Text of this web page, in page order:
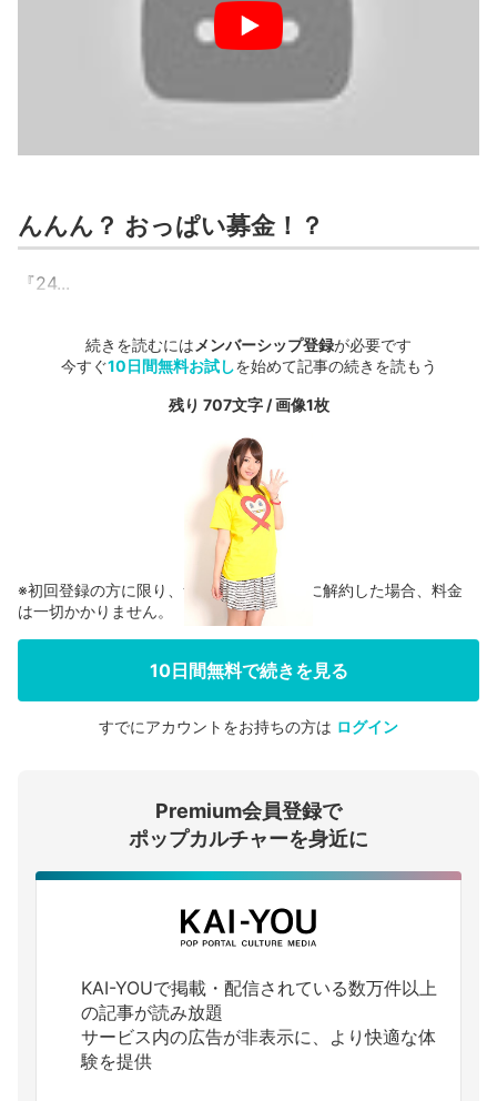
んんん？ おっぱい募金！？
『24...
続きを読むには メンバーシップ登録が必要です
今すぐ10日間無料お試しを始めて記事の続きを読もう
残り 707文字 / 画像1枚
会員登録する
ログインする
※初回登録の方に限り、無料お試し期間中に解約した場合、料金
は一切かかりません。
10日間無料で続きを見る
すでにアカウントをお持ちの方は ログイン
Premium会員登録で
ポップカルチャーを身近に
KAI-YOUで掲載・配信されている数万件以上
の記事が読み放題
サービス内の広告が非表示に、より快適な体
験を提供